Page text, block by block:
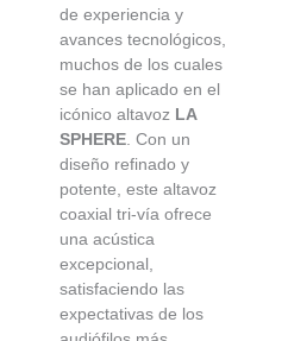
de experiencia y
avances tecnológicos,
muchos de los cuales
se han aplicado en el
icónico altavoz LA
SPHERE . Con un
diseño refinado y
potente, este altavoz
coaxial tri-vía ofrece
una acústica
excepcional,
satisfaciendo las
expectativas de los